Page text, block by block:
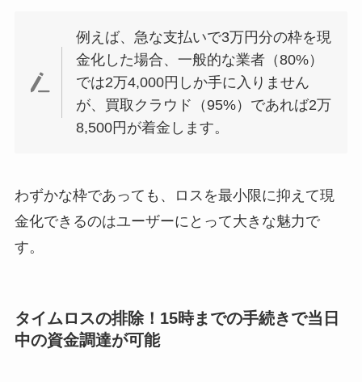
例えば、急な支払いで3万円分の枠を現
金化した場合、一般的な業者（80%）
では2万4,000円しか手に入りません
が、買取クラウド（95%）であれば2万
8,500円が着金します。
わずかな枠であっても、ロスを最小限に抑えて現
金化できるのはユーザーにとって大きな魅力で
す。
タイムロスの排除！15時までの手続きで当日
中の資金調達が可能